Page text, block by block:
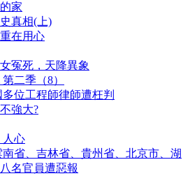
家
真相(上)
在用心
冤死，天降異象
二季（8）
位工程師律師遭枉判
強大?
人心
省、吉林省、貴州省、北京市、湖
名官員遭惡報